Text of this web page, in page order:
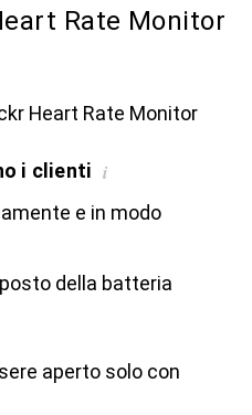
Rate Monitor
Heart Rate Monitor
i clienti i
e in modo
della batteria
aperto solo con